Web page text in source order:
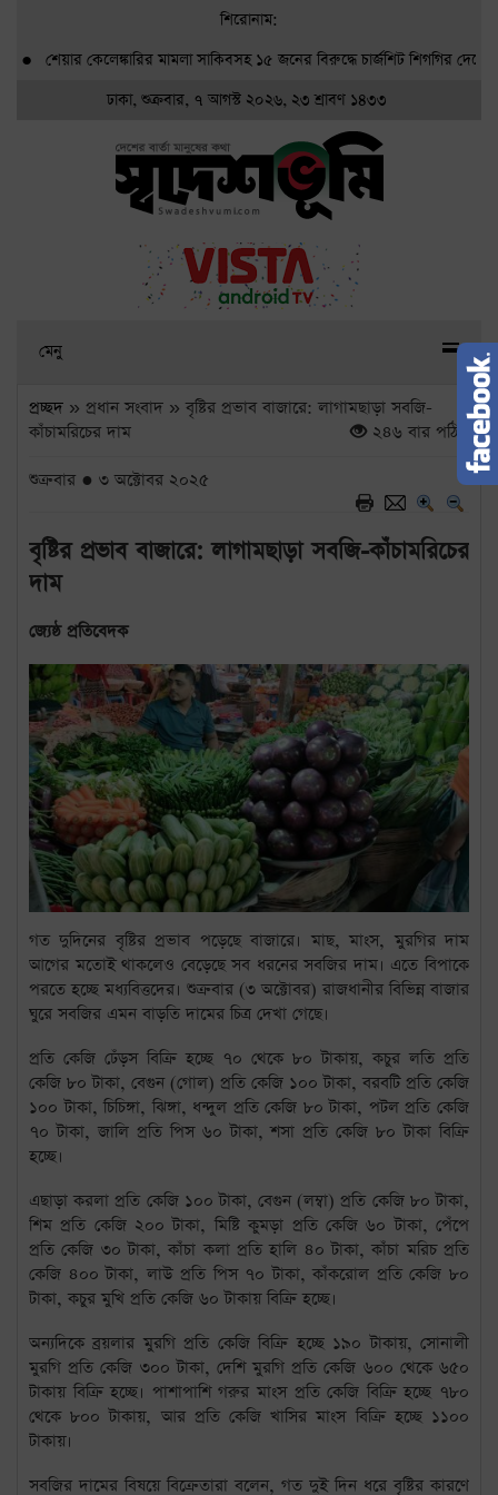
শিরোনাম:
শেয়ার কেলেঙ্কারির মামলা সাকিবসহ ১৫ জনের বিরুদ্ধে চার্জশিট শিগগির দেবে দুদক
ঢাকা, শুক্রবার, ৭ আগস্ট ২০২৬, ২৩ শ্রাবণ ১৪৩৩
মেনু
প্রচ্ছদ » প্রধান সংবাদ » বৃষ্টির প্রভাব বাজারে: লাগামছাড়া সবজি-
কাঁচামরিচের দাম
২৪৬ বার পঠিত
শুক্রবার ● ৩ অক্টোবর ২০২৫
বৃষ্টির প্রভাব বাজারে: লাগামছাড়া সবজি-কাঁচামরিচের
দাম
জ্যেষ্ঠ প্রতিবেদক
গত দুদিনের বৃষ্টির প্রভাব পড়েছে বাজারে। মাছ, মাংস, মুরগির দাম
আগের মতোই থাকলেও বেড়েছে সব ধরনের সবজির দাম। এতে বিপাকে
পরতে হচ্ছে মধ্যবিত্তদের। শুক্রবার (৩ অক্টোবর) রাজধানীর বিভিন্ন বাজার
ঘুরে সবজির এমন বাড়তি দামের চিত্র দেখা গেছে।
প্রতি কেজি ঢেঁড়স বিক্রি হচ্ছে ৭০ থেকে ৮০ টাকায়, কচুর লতি প্রতি
কেজি ৮০ টাকা, বেগুন (গোল) প্রতি কেজি ১০০ টাকা, বরবটি প্রতি কেজি
১০০ টাকা, চিচিঙ্গা, ঝিঙ্গা, ধন্দুল প্রতি কেজি ৮০ টাকা, পটল প্রতি কেজি
৭০ টাকা, জালি প্রতি পিস ৬০ টাকা, শসা প্রতি কেজি ৮০ টাকা বিক্রি
হচ্ছে।
এছাড়া করলা প্রতি কেজি ১০০ টাকা, বেগুন (লম্বা) প্রতি কেজি ৮০ টাকা,
শিম প্রতি কেজি ২০০ টাকা, মিষ্টি কুমড়া প্রতি কেজি ৬০ টাকা, পেঁপে
প্রতি কেজি ৩০ টাকা, কাঁচা কলা প্রতি হালি ৪০ টাকা, কাঁচা মরিচ প্রতি
কেজি ৪০০ টাকা, লাউ প্রতি পিস ৭০ টাকা, কাঁকরোল প্রতি কেজি ৮০
টাকা, কচুর মুখি প্রতি কেজি ৬০ টাকায় বিক্রি হচ্ছে।
অন্যদিকে ব্রয়লার মুরগি প্রতি কেজি বিক্রি হচ্ছে ১৯০ টাকায়, সোনালী
মুরগি প্রতি কেজি ৩০০ টাকা, দেশি মুরগি প্রতি কেজি ৬০০ থেকে ৬৫০
টাকায় বিক্রি হচ্ছে। পাশাপাশি গরুর মাংস প্রতি কেজি বিক্রি হচ্ছে ৭৮০
থেকে ৮০০ টাকায়, আর প্রতি কেজি খাসির মাংস বিক্রি হচ্ছে ১১০০
টাকায়।
সবজির দামের বিষয়ে বিক্রেতারা বলেন, গত দুই দিন ধরে বৃষ্টির কারণে